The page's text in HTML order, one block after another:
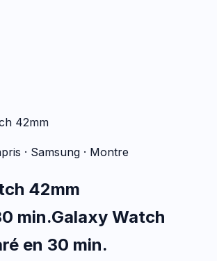
42mm
· Samsung · Montre
42mm
min.Galaxy Watch
en 30 min.